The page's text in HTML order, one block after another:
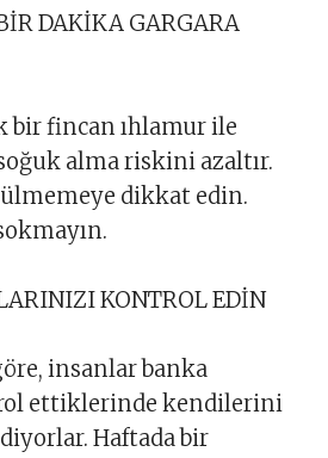
DAKİKA GARGARA
bir fincan ıhlamur ile
alma riskini azaltır.
dikkat edin.
KONTROL EDİN
insanlar banka
ettiklerinde kendilerini
Haftada bir